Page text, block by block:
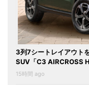
3列7シートレイアウト
SUV「C3 AIRCROSS
15時間 ago